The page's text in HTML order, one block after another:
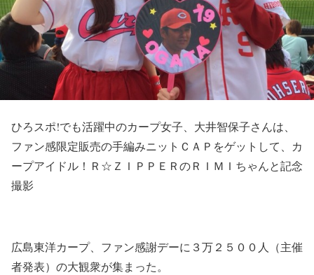
ひろスポ!でも活躍中のカープ女子、大井智保子さんは、
ファン感限定販売の手編みニットＣＡＰをゲットして、カ
ープアイドル！Ｒ☆ＺＩＰＰＥＲのＲＩＭＩちゃんと記念
撮影
広島東洋カープ、ファン感謝デーに３万２５００人（主催
者発表）の大観衆が集まった。